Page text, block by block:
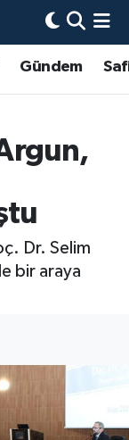
Gündem
Argun,
Dr. Selim
bir araya